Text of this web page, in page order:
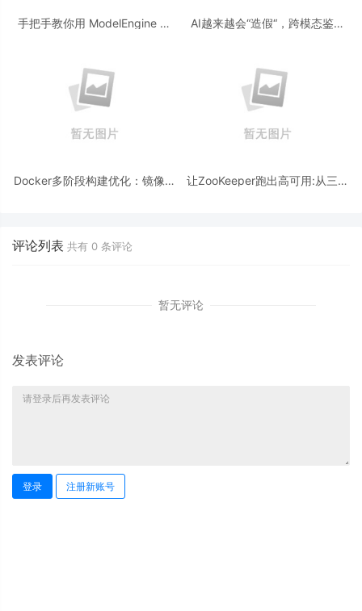
手把手教你用 ModelEngine 打
AI越来越会“造假“，跨模态鉴伪
Docker多阶段构建优化：镜像体
让ZooKeeper跑出高可用:从三节
评论列表 共有 0 条评论
暂无评论
发表评论
登录 注册新账号